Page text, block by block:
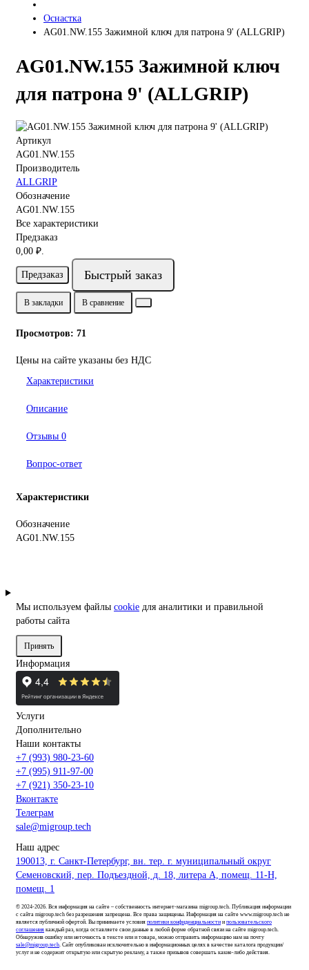
Оснастка
AG01.NW.155 Зажимной ключ для патрона 9' (ALLGRIP)
AG01.NW.155 Зажимной ключ
для патрона 9' (ALLGRIP)
Артикул
AG01.NW.155
Производитель
ALLGRIP
Обозначение
AG01.NW.155
Все характеристики
Предзаказ
0,00 ₽.
Предзаказ Быстрый заказ
В закладки В сравнение
Просмотров: 71
Цены на сайте указаны без НДС
Характеристики
Описание
Отзывы 0
Вопрос-ответ
Характеристики
Обозначение
AG01.NW.155
Мы используем файлы cookie для аналитики и правильной
работы сайта
Принять
Информация
Услуги
Дополнительно
Наши контакты
+7 (993) 980-23-60
+7 (995) 911-97-00
+7 (921) 350-23-10
Вконтакте
Телеграм
sale@migroup.tech
Наш адрес
190013, г. Санкт-Петербург, вн. тер. г. муниципальный округ
Семеновский, пер. Подъездной, д. 18, литера А, помещ. 11-Н,
помещ. 1
© 2024-2026. Вся информация на сайте – собственность интернет-магазина migroup.tech. Публикация информации
с сайта migroup.tech без разрешения запрещена. Все права защищены. Информация на сайте www.migroup.tech не
является публичной офертой. Вы принимаете условия политики конфиденциальности и пользовательского
соглашения каждый раз, когда оставляете свои данные в любой форме обратной связи на сайте migroup.tech.
Обнаружив ошибку или неточность в тексте или и товара, можно отправить информацию нам на почту
sale@migroup.tech . Сайт опубликован исключительно в информационных целях в качестве каталога продукции/
услуг и не содержит открытую или скрытую рекламу, а также призывов совершать какие-либо действия.